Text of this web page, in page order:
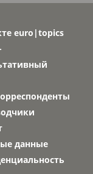
euro|topics
данные